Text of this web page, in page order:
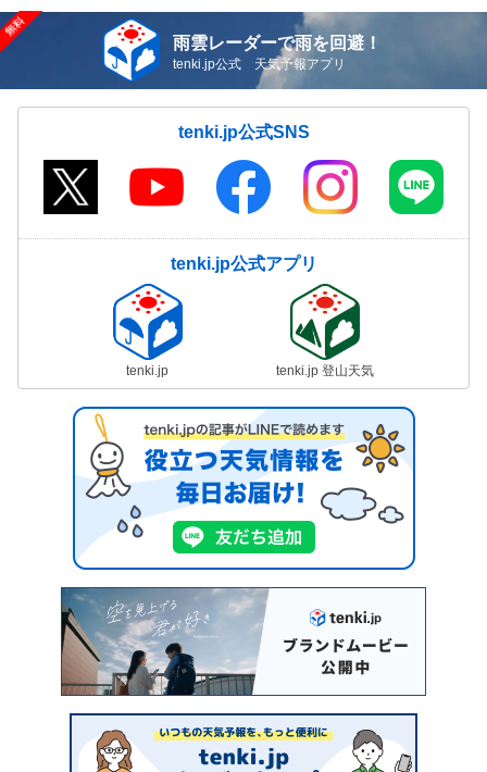
雨雲レーダーで雨を回避！
tenki.jp公式 天気予報アプリ
tenki.jp公式SNS
tenki.jp公式アプリ
tenki.jp tenki.jp 登山天気